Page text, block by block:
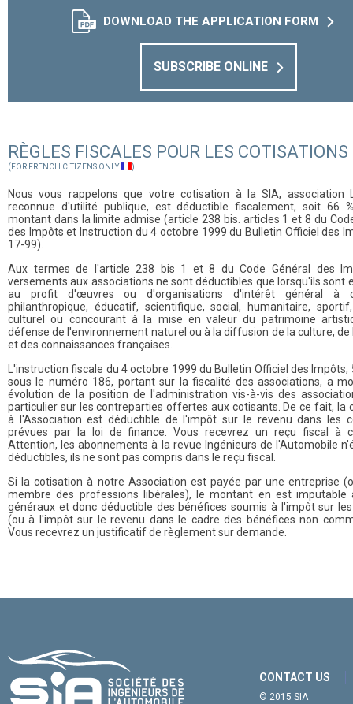
DOWNLOAD THE APPLICATION FORM
SUBSCRIBE ONLINE
RÈGLES FISCALES POUR LES COTISATIONS
(FOR FRENCH CITIZENS ONLY )
Nous vous rappelons que votre cotisation à la SIA, association
reconnue d'utilité publique, est déductible fiscalement, soit 66
montant dans la limite admise (article 238 bis. articles 1 et 8 du
des Impôts et Instruction du 4 octobre 1999 du Bulletin Officiel des
17-99).
Aux termes de l'article 238 bis 1 et 8 du Code Général des
versements aux associations ne sont déductibles que lorsqu'ils sont
au profit d'œuvres ou d'organisations d'intérêt général à
philanthropique, éducatif, scientifique, social, humanitaire,
culturel ou concourant à la mise en valeur du patrimoine
défense de l'environnement naturel ou à la diffusion de la culture, de
et des connaissances françaises.
L'instruction fiscale du 4 octobre 1999 du Bulletin Officiel des Impôts,
sous le numéro 186, portant sur la fiscalité des associations, a
évolution de la position de l'administration vis-à-vis des
particulier sur les contreparties offertes aux cotisants. De ce fait, la
à l'Association est déductible de l'impôt sur le revenu dans les
prévues par la loi de finance. Vous recevrez un reçu fiscal à
Attention, les abonnements à la revue Ingénieurs de l'Automobile
déductibles, ils ne sont pas compris dans le reçu fiscal.
Si la cotisation à notre Association est payée par une entreprise
membre des professions libérales), le montant en est imputable
généraux et donc déductible des bénéfices soumis à l'impôt sur
(ou à l'impôt sur le revenu dans le cadre des bénéfices non
Vous recevrez un justificatif de règlement sur demande.
CONTACT US
© 2015 SIA